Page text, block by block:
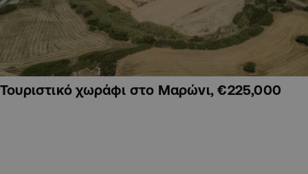
Τουριστικό χωράφι στο Μαρώνι, €225,000